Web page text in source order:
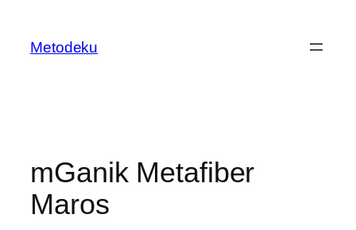
content
Metodeku
mGanik Metafiber
Maros